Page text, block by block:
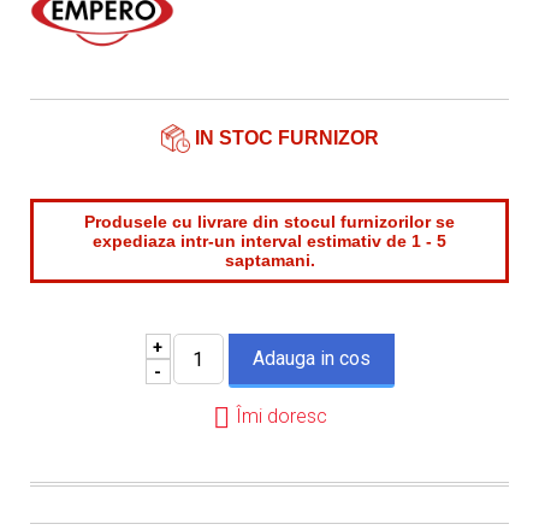
IN STOC FURNIZOR
Produsele cu livrare din stocul furnizorilor se
expediaza intr-un interval estimativ de 1 - 5
saptamani.
+
-
Îmi doresc